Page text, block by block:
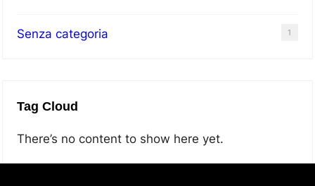
Senza categoria 1
Tag Cloud
There’s no content to show here yet.